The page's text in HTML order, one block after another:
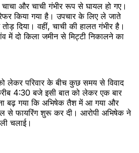
और चाची गंभीर रूप से घायल हो गए।
किया गया है। उपचार के लिए ले जाते
दिया। वहीं, चाची की हालत गंभीर है।
में दो किला जमीन से मिट्टी निकालने का
लेकर परिवार के बीच कुछ समय से विवाद
4:30 बजे इसी बात को लेकर एक बार
बढ़ गया कि अभिषेक तैश में आ गया और
से फायरिंग शुरू कर दी। आरोपी अभिषेक ने
चलाई।